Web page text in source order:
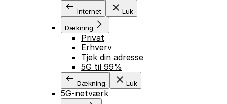
Internet Luk
Dækning
Privat
Erhverv
Tjek din adresse
5G til 99%
Dækning Luk
5G-netværk